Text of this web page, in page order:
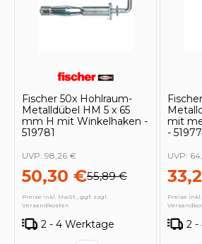
Fischer 50x Hohlraum-
Metalldübel HM 5 x 65
mm H mit Winkelhaken -
519781
50,30 €55,89 €
UVP: 98,26 €
Preise inkl. MwSt., ggf. zzgl.
Versandkosten
2 - 4 Werktage
mit
-
UVP:
Preise
2 -